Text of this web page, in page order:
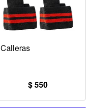
Calleras
$ 550